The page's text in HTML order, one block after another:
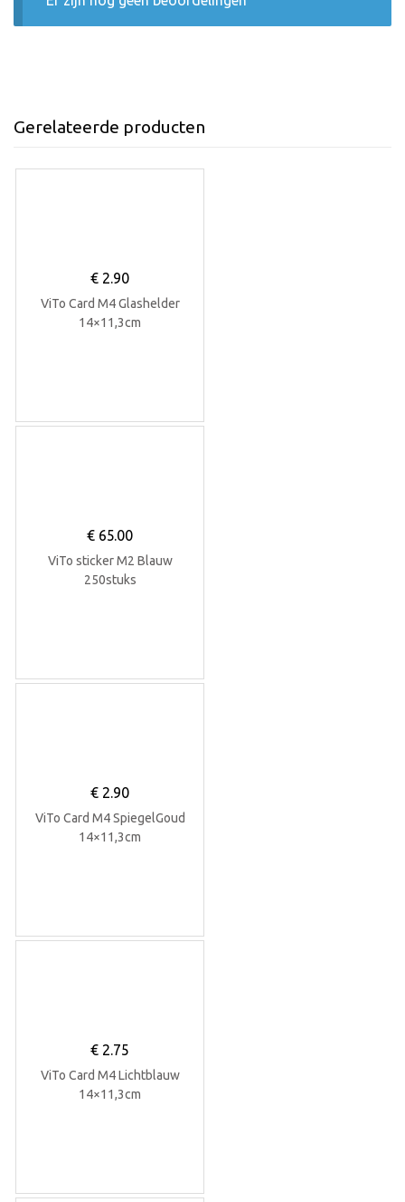
Gerelateerde producten
€ 2.90
ViTo Card M4 Glashelder
14×11,3cm
€65.00
ViTo sticker M2 Blauw
250stuks
€ 2.90
ViTo Card M4 SpiegelGoud
14×11,3cm
€ 2.75
ViTo Card M4 Lichtblauw
14×11,3cm